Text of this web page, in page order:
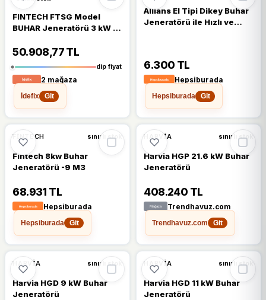
FINTECH FTSG Model
BUHAR Jeneratörü 3 kW -
Generations FTSG Model-
ToptancıyızBiz
50.908,77 TL
dip fiyat
2 mağaza
İdefix
Git
Allians El Tipi Dikey Buhar
Jeneratörü ile Hızlı ve
6.300 TL
Hepsiburada
Hepsiburada
Git
FINTECH sınırlı stok
Fintech 8kw Buhar
Jeneratörü -9 M3
68.931 TL
Hepsiburada
Hepsiburada
Git
HARVIA sınırlı stok
Harvia HGP 21.6 kW Buhar
Jeneratörü
408.240 TL
Trendhavuz.com
Trendhavuz.com
Git
HARVIA sınırlı stok
Harvia HGD 9 kW Buhar
Jeneratörü
HARVIA sınırlı stok
Harvia HGD 11 kW Buhar
Jeneratörü